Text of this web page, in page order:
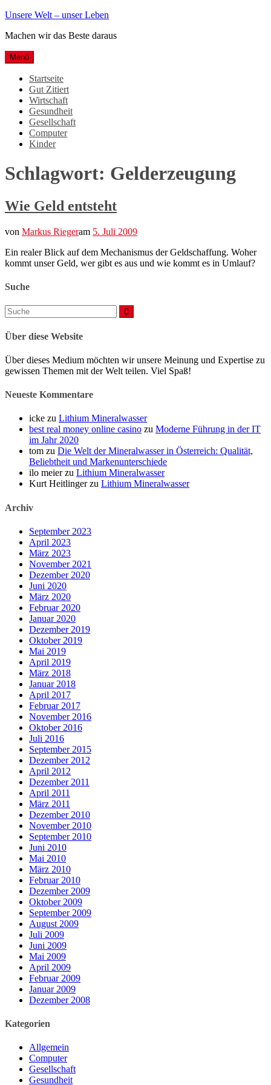
Weiter
Inhalt
Unsere Welt – unser Leben
Machen wir das Beste daraus
Menü
Startseite
Gut Zitiert
Wirtschaft
Gesundheit
Gesellschaft
Computer
Kinder
Schlagwort: Gelderzeugung
Wie Geld entsteht
von Markus Riegeram 5. Juli 2009
Ein realer Blick auf dem Mechanismus der Geldschaffung. Woher
kommt unser Geld, wer gibt es aus und wie kommt es in Umlauf?
Suche
Suchen
nach:
Über diese Website
Über dieses Medium möchten wir unsere Meinung und Expertise zu
gewissen Themen mit der Welt teilen. Viel Spaß!
Neueste Kommentare
icke zu Lithium Mineralwasser
best real money online casino zu Moderne Führung in der IT
im Jahr 2020
tom zu Die Welt der Mineralwasser in Österreich: Qualität,
Beliebtheit und Markenunterschiede
ilo meierzu Lithium Mineralwasser
Kurt Heitlingerzu Lithium Mineralwasser
Archiv
September 2023
April 2023
März 2023
November 2021
Dezember 2020
Juni 2020
März 2020
Februar 2020
Januar 2020
Dezember 2019
Oktober 2019
Mai 2019
April 2019
März 2018
Januar 2018
April 2017
Februar 2017
November 2016
Oktober 2016
Juli 2016
September 2015
Dezember 2012
April 2012
Dezember 2011
April 2011
März 2011
Dezember 2010
November 2010
September 2010
Juni 2010
Mai 2010
März 2010
Februar 2010
Dezember 2009
Oktober 2009
September 2009
August 2009
Juli 2009
Juni 2009
Mai 2009
April 2009
Februar 2009
Januar 2009
Dezember 2008
Kategorien
Allgemein
Computer
Gesellschaft
Gesundheit